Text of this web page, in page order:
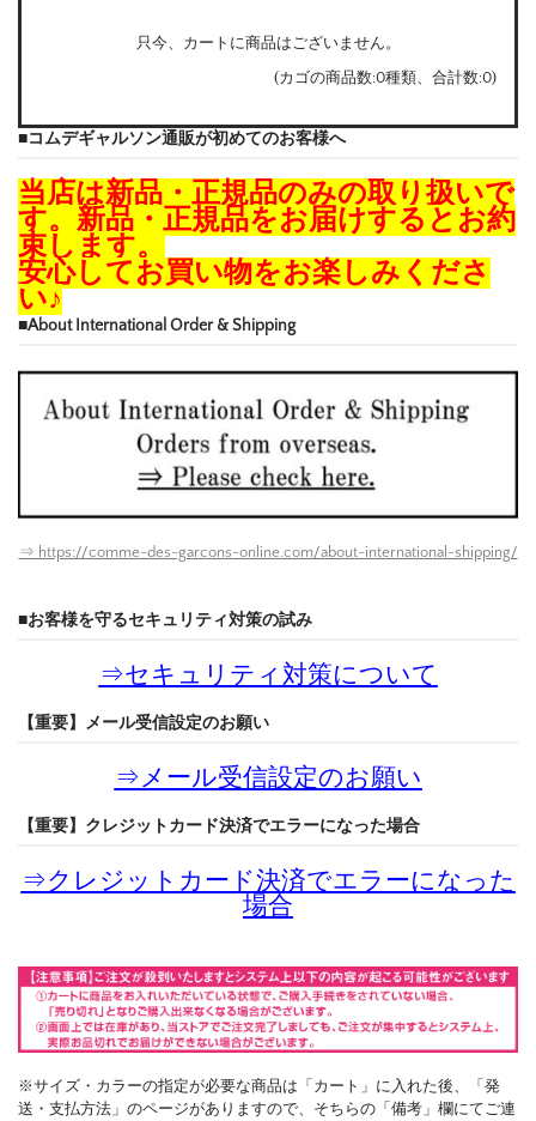
只今、カートに商品はございません。
(カゴの商品数:0種類、合計数:0)
■コムデギャルソン通販が初めてのお客様へ
当店は新品・正規品のみの取り扱いで
す。新品・正規品をお届けするとお約
束します。
安心してお買い物をお楽しみくださ
い♪
■About International Order & Shipping
⇒ https://comme-des-garcons-online.com/about-international-shipping/
■お客様を守るセキュリティ対策の試み
⇒セキュリティ対策について
【重要】メール受信設定のお願い
⇒メール受信設定のお願い
【重要】クレジットカード決済でエラーになった場合
⇒クレジットカード決済でエラーになった
場合
※サイズ・カラーの指定が必要な商品は「カート」に入れた後、「発
送・支払方法」のページがありますので、そちらの「備考」欄にてご連